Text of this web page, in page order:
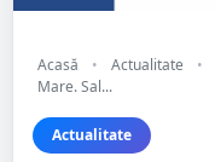
Acasă • Actualitate •
Mare. Sal...
Actualitate